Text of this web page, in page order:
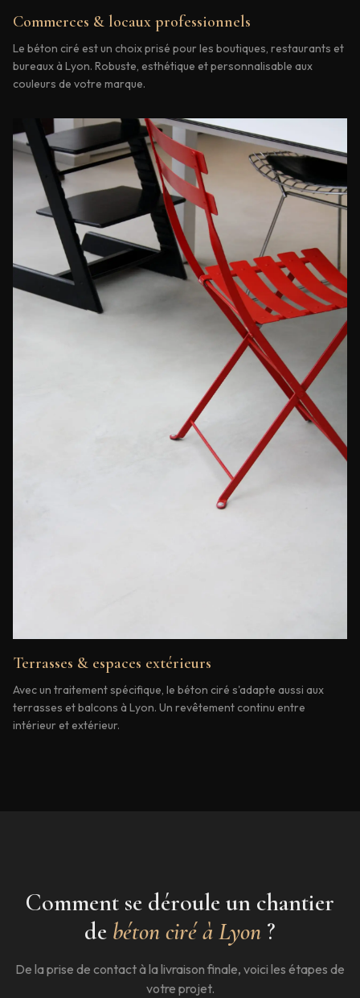
Commerces & locaux professionnels
Le béton ciré est un choix prisé pour les boutiques, restaurants et
bureaux à Lyon. Robuste, esthétique et personnalisable aux
couleurs de votre marque.
Terrasses & espaces extérieurs
Avec un traitement spécifique, le béton ciré s'adapte aussi aux
terrasses et balcons à Lyon. Un revêtement continu entre
intérieur et extérieur.
Comment se déroule un chantier
de béton ciré àLyon ?
De la prise de contact à la livraison finale, voici les étapes de
votre projet.